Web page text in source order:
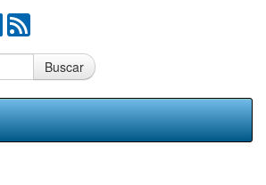
Buscar